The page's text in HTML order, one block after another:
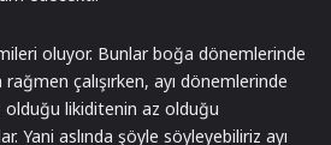
oluyor. Bunlar boğa dönemlerinde
çalışırken, ayı dönemlerinde
olduğu likiditenin az olduğu
Yani aslında şöyle söyleyebiliriz ayı